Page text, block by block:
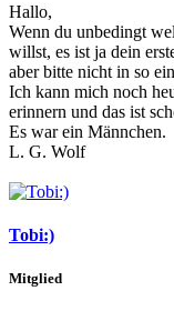
Hallo,
Wenn du unbedingt
willst, es ist ja dein
aber bitte nicht in so
Ich kann mich noch
erinnern und das ist
Es war ein Männchen.
L. G. Wolf
Tobi:)
Mitglied